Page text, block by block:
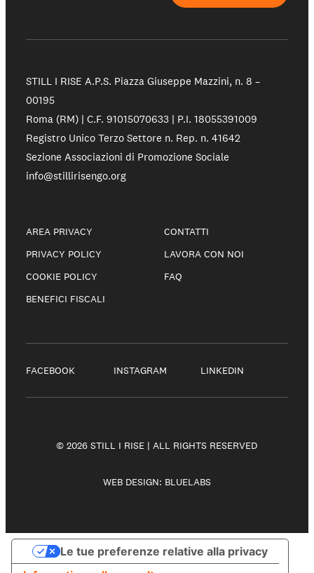
STILL I RISE A.P.S. Piazza Giuseppe Mazzini, n. 8 –
00195
Roma (RM) | C.F. 91015070633 | P.I. 18055391009
Registro Unico Terzo Settore n. Rep. n. 41642
Sezione Associazioni di Promozione Sociale
info@stillirisengo.org
AREA PRIVACY
PRIVACY POLICY
COOKIE POLICY
BENEFICI FISCALI
CONTATTI
LAVORA CON NOI
FAQ
FACEBOOK INSTAGRAM LINKEDIN
© 2026 STILL I RISE | ALL RIGHTS RESERVED
WEB DESIGN: BLUELABS
Le tue preferenze relative alla privacy